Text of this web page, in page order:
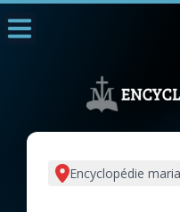
Encyclopédie